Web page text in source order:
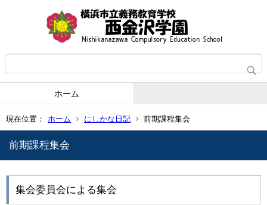
ホーム
現在位置： ホーム にしかな日記 前期課程集会
前期課程集会
集会委員会による集会